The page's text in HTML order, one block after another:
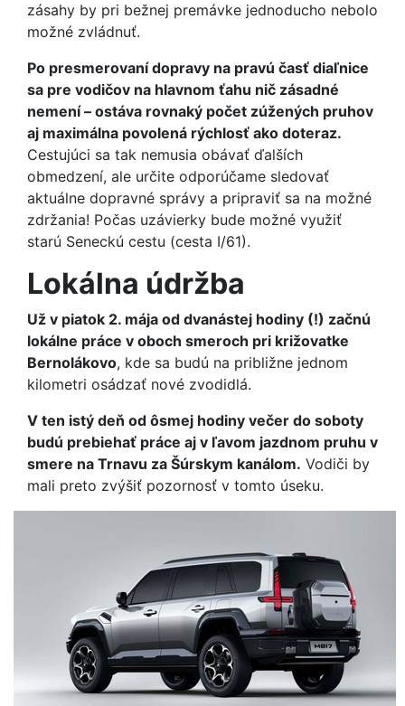
zásahy by pri bežnej premávke jednoducho nebolo
možné zvládnuť.
Po presmerovaní dopravy na pravú časť diaľnice
sa pre vodičov na hlavnom ťahu nič zásadné
nemení – ostáva rovnaký počet zúžených pruhov
aj maximálna povolená rýchlosť ako doteraz.
Cestujúci sa tak nemusia obávať ďalších
obmedzení, ale určite odporúčame sledovať
aktuálne dopravné správy a pripraviť sa na možné
zdržania! Počas uzávierky bude možné využiť
starú Seneckú cestu (cesta I/61).
Lokálna údržba
Už v piatok 2. mája od dvanástej hodiny (!) začnú
lokálne práce v oboch smeroch pri križovatke
Bernolákovo, kde sa budú na približne jednom
kilometri osádzať nové zvodidlá.
V ten istý deň od ôsmej hodiny večer do soboty
budú prebiehať práce aj v ľavom jazdnom pruhu v
smere na Trnavu za Šúrskym kanálom. Vodiči by
mali preto zvýšiť pozornosť v tomto úseku.